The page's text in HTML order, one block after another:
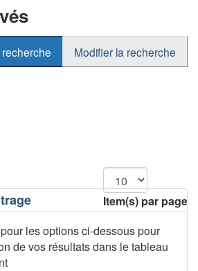
Modifier la recherche
Item(s) par page
les options ci-dessous pour
de vos résultats dans le tableau